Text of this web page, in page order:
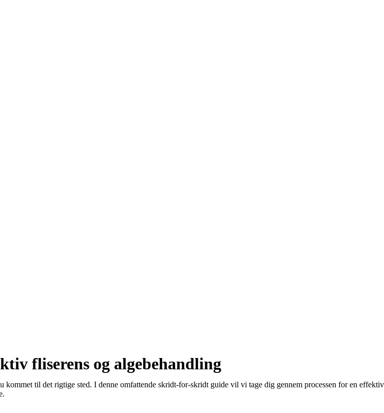
fliserens og algebehandling
til det rigtige sted. I denne omfattende skridt-for-skridt guide vil vi tage dig gennem processen for en effektiv